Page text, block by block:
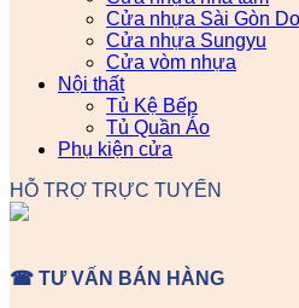
Cửa nhựa Sài Gòn
Cửa nhựa Sungyu
Cửa vòm nhựa
Nội thất
Tủ Kệ Bếp
Tủ Quần Áo
Phụ kiện cửa
HỖ TRỢ TRỰC TUYẾN
☎ TƯ VẤN BÁN HÀNG